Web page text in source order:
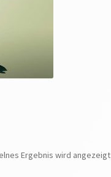
Ergebnis wird angezeigt